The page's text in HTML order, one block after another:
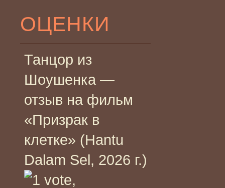
ОЦЕНКИ
Танцор из
Шоушенка —
отзыв на фильм
«Призрак в
клетке» (Hantu
Dalam Sel, 2026 г.)